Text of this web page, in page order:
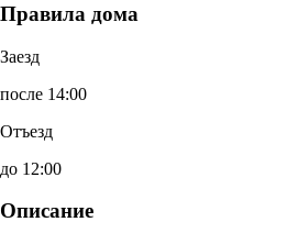
Правила дома
Заезд
после 14:00
Отъезд
до 12:00
Описание